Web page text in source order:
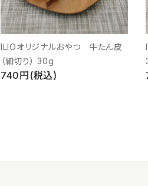
ILIOオリジナルおやつ 牛たん皮
（細切り） 30g
740円(税込)